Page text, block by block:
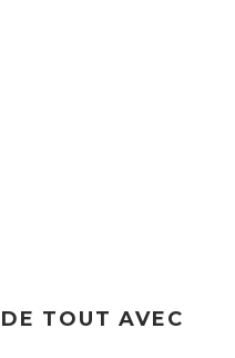
TOUT AVEC